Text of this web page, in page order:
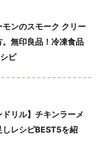
モンのスモーク クリー
無印良品！冷凍食品
ピ
ドリル】チキンラーメ
しレシピBEST5を紹